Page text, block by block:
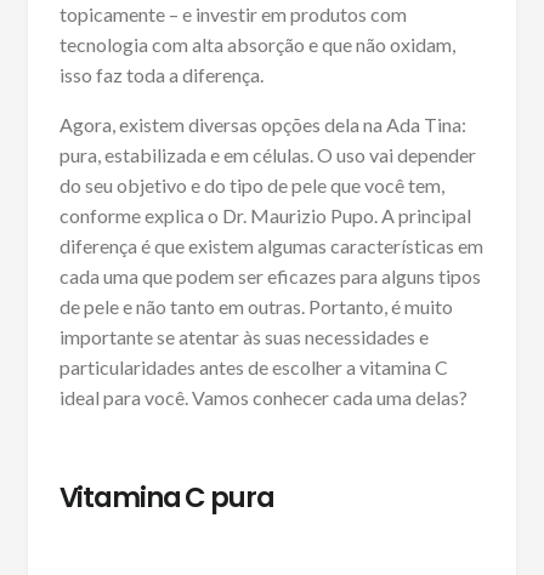
topicamente – e investir em produtos com
tecnologia com alta absorção e que não oxidam,
isso faz toda a diferença.
Agora, existem diversas opções dela na Ada Tina:
pura, estabilizada e em células. O uso vai depender
do seu objetivo e do tipo de pele que você tem,
conforme explica o Dr. Maurizio Pupo. A principal
diferença é que existem algumas características em
cada uma que podem ser eficazes para alguns tipos
de pele e não tanto em outras. Portanto, é muito
importante se atentar às suas necessidades e
particularidades antes de escolher a vitamina C
ideal para você. Vamos conhecer cada uma delas?
Vitamina C pura